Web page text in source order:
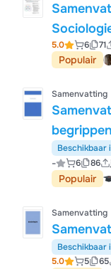
5.0 6 71
Populair
Samenvatting
Beschikbaar
- 6 86
Populair
Samenvatting
Beschikbaar
5.0
5 65